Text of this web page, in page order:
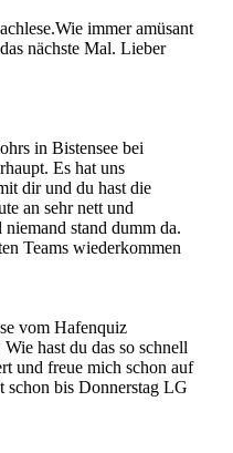
immer amüsant
nächste Mal. Lieber
in Bistensee bei
Es hat uns
dir und du hast die
an sehr nett und
stand dumm da.
Teams wiederkommen
vom Hafenquiz
hast du das so schnell
und freue mich schon auf
schon bis Donnerstag LG